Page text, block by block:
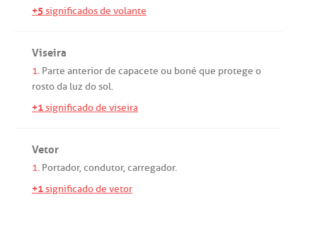
+5significados de volante
Viseira
1. Parte anteriorde capacete ou boné que protege o
rostoda luz dosol.
+1significado de viseira
Vetor
1. Portador,condutor,carregador.
+1significado de vetor